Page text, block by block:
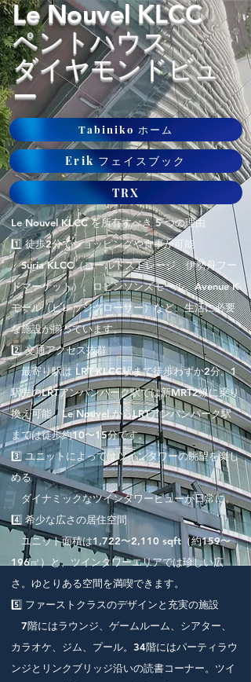
Le Nouvel KLCC
ペントハウス
ダイヤモンドビュ
ー
Tabiniko ホーム
Erik フェイスブック
TRX
Le Nouvel KLCC を所有すべき 5 つの理由
1️⃣ 徒歩2分でショッピングや食事が可能
Suria KLCC（コールドストレージ、伊勢丹フー
ドマーケット）、ロビンソンズモール、Avenue K
モール（ビレッジグローサー）など、生活に必要
な施設が揃っています。
2️⃣ 交通アクセス抜群
最寄り駅は LRT KLCC駅まで徒歩わずか2分。1
駅先のLRTアンパンパーク駅では新MRT2線に乗り
換え可能。Le Nouvel からLRTアンパンパーク駅
までは徒歩約10〜15分です。
3️⃣ ユニットによってはツインタワーの眺望を楽し
める
ダイナミックなツインタワービューが日常に。
4️⃣ 希少な広さの居住空間
ユニット面積は1,722〜2,110 sqft（約159〜
196㎡）と、ツインタワーエリアでは珍しい広
さ。ゆとりある空間を満喫できます。
5️⃣ ファーストクラスのデザインと充実の施設
7階にはラウンジ、ゲームルーム、シアター、
カラオケ、ジム、プール。34階にはパーティラウ
ンジとリンクブリッジ沿いの読書コーナー。ツイ